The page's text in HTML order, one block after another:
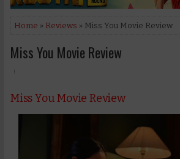
Home » Reviews » Miss You Movie Review
Miss You Movie Review
Miss You Movie Review